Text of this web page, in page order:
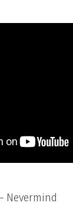
Nevermind